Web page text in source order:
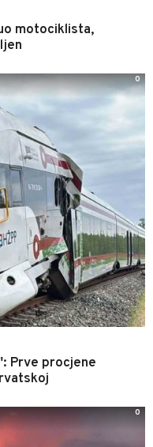
motociklista,
Prve procjene
0
0